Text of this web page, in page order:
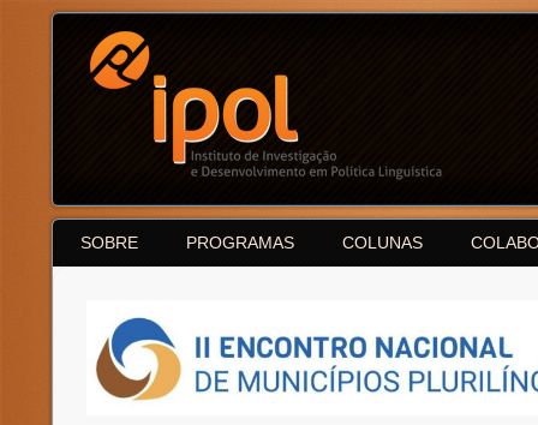
SOBRE PROGRAMAS COLUNAS